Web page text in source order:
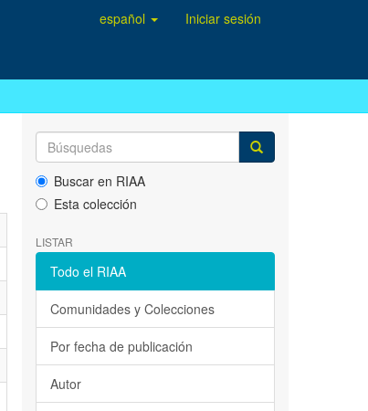
español Iniciar sesión
Buscar en RIAA
Esta colección
LISTAR
Todo el RIAA
Comunidades y Colecciones
Por fecha de publicación
Autor